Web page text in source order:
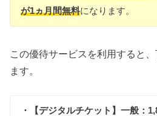
が1ヵ月間無料になります。
この優待サービスを利用すると
ます。
・【デジタルチケット】一般：